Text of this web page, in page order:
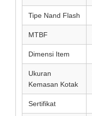
Tipe Nand Flash
MTBF
Dimensi Item
Ukuran
Kemasan Kotak
Sertifikat